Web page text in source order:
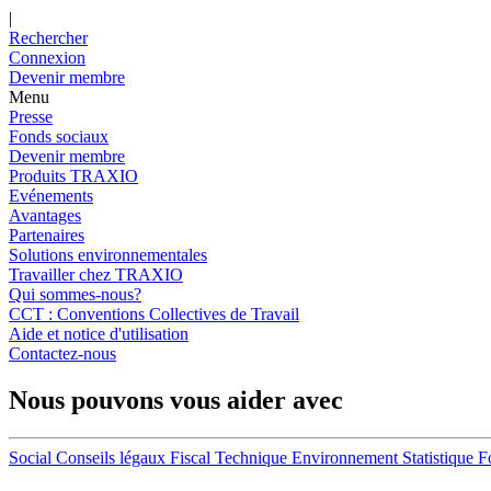
|
Rechercher
Connexion
Devenir membre
Menu
Presse
Fonds sociaux
Devenir membre
Produits TRAXIO
Evénements
Avantages
Partenaires
Solutions environnementales
Travailler chez TRAXIO
Qui sommes-nous?
CCT : Conventions Collectives de Travail
Aide et notice d'utilisation
Contactez-nous
Nous pouvons vous aider avec
Social Conseils légaux Fiscal Technique Environnement Statistique